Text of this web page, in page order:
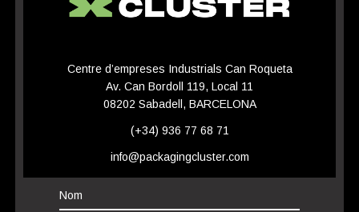
Centre d’empreses Industrials Can Roqueta
Av. Can Bordoll 119, Local 11
08202 Sabadell, BARCELONA
(+34) 936 77 68 71
info@packagingcluster.com